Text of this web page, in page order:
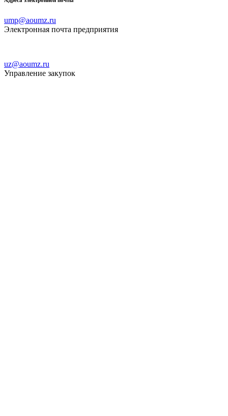
ump@aoumz.ru
Электронная почта предприятия
uz@aoumz.ru
Управление закупок